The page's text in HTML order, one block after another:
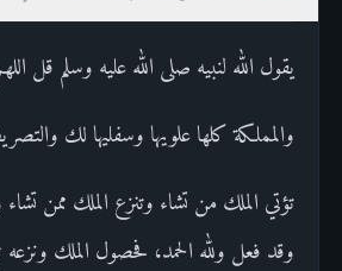
يقول الله لنبيه صلى الله عليه وسلم قل
والمملكة كلها علويها وسفليها لك
تؤتي الملك من تشاء وتنزع الملك ممن
وقد فعل ولله الحمد، فحصول الملك ونزعه